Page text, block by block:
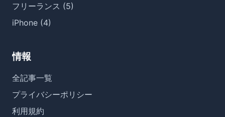
フリーランス (5)
iPhone (4)
情報
全記事一覧
プライバシーポリシー
利用規約